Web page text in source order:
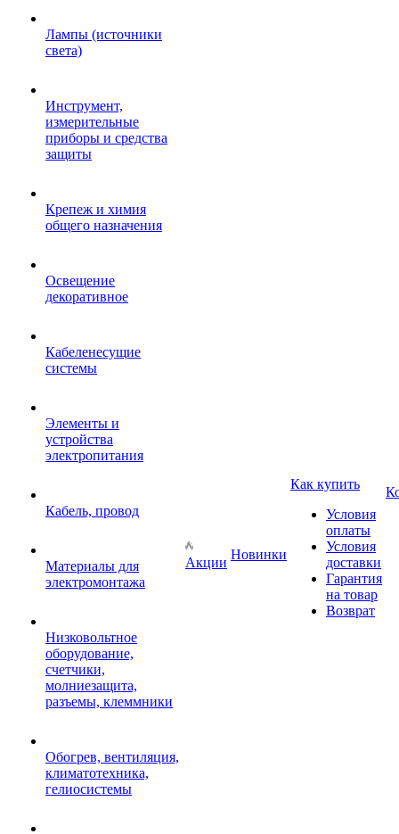
Лампы (источники
света)
Инструмент,
измерительные
приборы и средства
защиты
Крепеж и химия
общего назначения
Освещение
декоративное
Кабеленесущие
системы
Элементы и
устройства
электропитания
Кабель, провод
Материалы для
электромонтажа
Низковольтное
оборудование,
счетчики,
молниезащита,
разъемы, клеммники
Обогрев, вентиляция,
климатотехника,
гелиосистемы
Акции
Новинки
Как купить
Условия
оплаты
Условия
доставки
Гарантия
на товар
Возврат